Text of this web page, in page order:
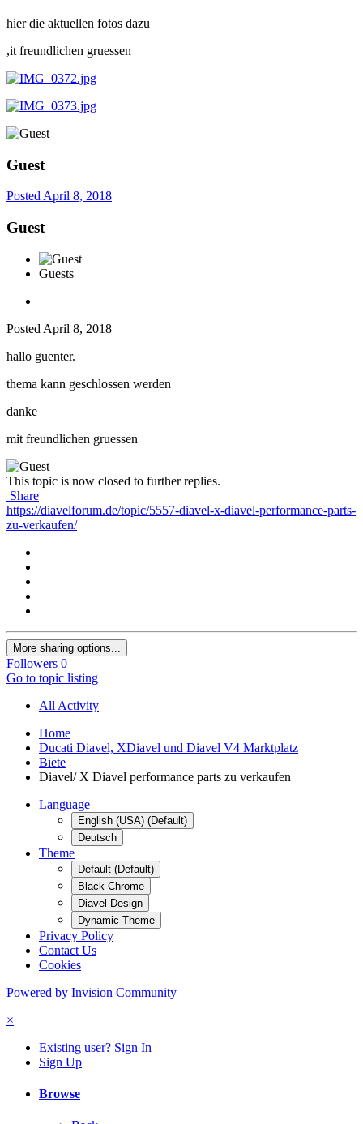
hier die aktuellen fotos dazu
,it freundlichen gruessen
Guest
PostedApril 8, 2018
Guest
Guests
Posted April 8, 2018
hallo guenter.
thema kann geschlossen werden
danke
mit freundlichen gruessen
This topic is now closed to further replies.
Share
https://diavelforum.de/topic/5557-diavel-x-diavel-performance-parts-
zu-verkaufen/
More sharing options...
Followers 0
Go to topic listing
All Activity
Home
Ducati Diavel, XDiavel und Diavel V4 Marktplatz
Biete
Diavel/ X Diavel performance parts zu verkaufen
Language
English (USA) (Default)
Deutsch
Theme
Default (Default)
Black Chrome
Diavel Design
Dynamic Theme
Privacy Policy
Contact Us
Cookies
Powered by Invision Community
×
Existing user? Sign In
Sign Up
Browse